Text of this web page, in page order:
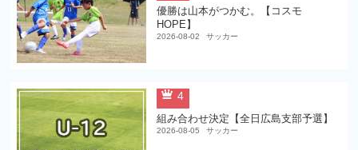
優勝は山本がつかむ。【コスモ
HOPE】
2026-08-02 サッカー
4
組み合わせ決定【全日広島支部予選】
2026-08-05 サッカー